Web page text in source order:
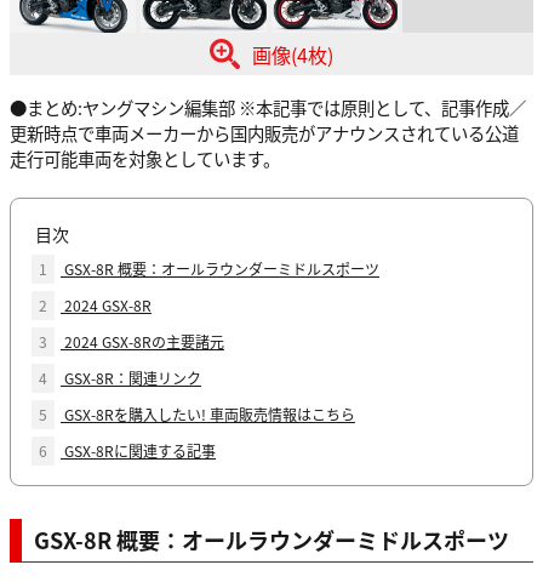
画像(4枚)
●まとめ:ヤングマシン編集部 ※本記事では原則として、記事作成／
更新時点で車両メーカーから国内販売がアナウンスされている公道
走行可能車両を対象としています。
目次
1
GSX-8R 概要：オールラウンダーミドルスポーツ
2
2024 GSX-8R
3
2024 GSX-8Rの主要諸元
4
GSX-8R：関連リンク
5
GSX-8Rを購入したい! 車両販売情報はこちら
6
GSX-8Rに関連する記事
GSX-8R 概要：オールラウンダーミドルスポーツ